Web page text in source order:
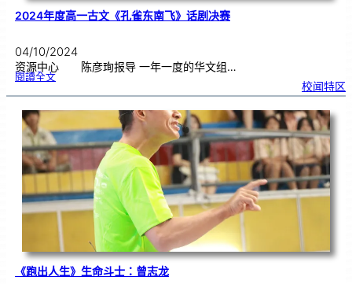
t
iv
a
w
F
ES
T
)C
n
c
rt
a
n
d
&
E
n
e
m
b
e
s
C
o
m
p
et
t
o
n
庆
功
宴
2024年度高一古文《孔雀东南飞》话剧决赛
04/10/2024
资源中心 陈彦珣报导 一年一度的华文组…
閱讀全文:2
4
度
高
古
文
《
孔
雀
东
南
飞
》
话
赛
校闻特区
《跑出人生》生命斗士：曾志龙